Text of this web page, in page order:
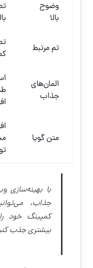
وضوح
بالا
تم مرتبط
المان‌های
جذاب
متن گویا
با بهینه‌سازی
جذاب،
کمپینگ خود
بیشتری جذب